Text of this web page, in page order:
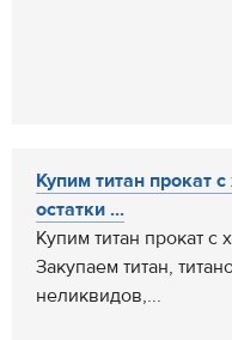
Купим титан прокат
остатки ...
Купим титан прокат с
Закупаем титан,
неликвидов,...